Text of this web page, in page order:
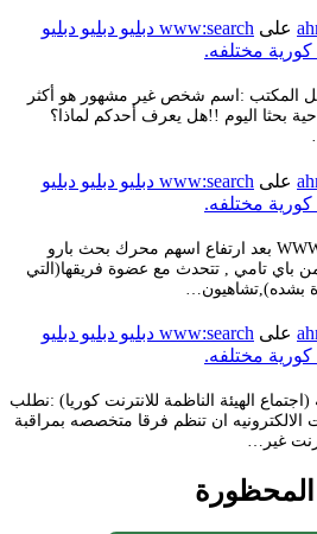
على
www:search دبليو دبليو دبليو
كورية مختلفه.
المكتب :اسم شخص غير مشهور هو أكثر
بحثا اليوم !!هل يعرف أحدكم لماذا؟
على
www:search دبليو دبليو دبليو
كورية مختلفه.
#دراماكورية_WWW بعد ارتفاع اسهم محرك بحث بارو
باي تامي , تتحدث مع عضوة فريقها(التي
بشده),تشاهيون…
على
www:search دبليو دبليو دبليو
كورية مختلفه.
الهيئة الناظمة للانترنت كوريا) :نطلب
الالكترونيه ان تنظم فرقا متخصصه بمراقبة
غير…
المحظورة